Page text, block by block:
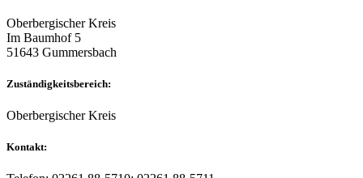
Oberbergischer Kreis
Im Baumhof 5
51643 Gummersbach
Zuständigkeitsbereich:
Oberbergischer Kreis
Kontakt: